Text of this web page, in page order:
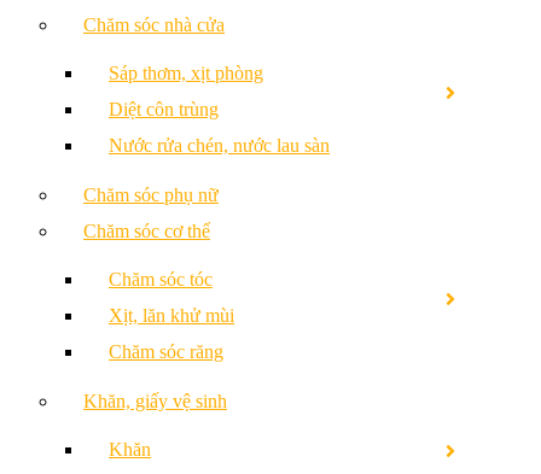
Chăm sóc nhà cửa
Sáp thơm, xịt phòng
Diệt côn trùng
Nước rửa chén, nước lau sàn
Chăm sóc phụ nữ
Chăm sóc cơ thể
Chăm sóc tóc
Xịt, lăn khử mùi
Chăm sóc răng
Khăn, giấy vệ sinh
Khăn